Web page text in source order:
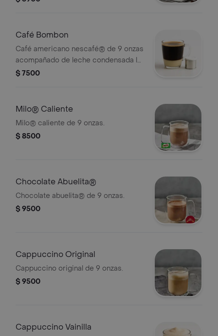
Café Bombon
Café americano nescafé® de 9 onzas
acompañado de leche condensada la
lecherita®.
$ 7500
Milo® Caliente
Milo® caliente de 9 onzas.
$ 8500
Chocolate Abuelita®
Chocolate abuelita® de 9 onzas.
$ 9500
Cappuccino Original
Cappuccino original de 9 onzas.
$ 9500
Cappuccino Vainilla